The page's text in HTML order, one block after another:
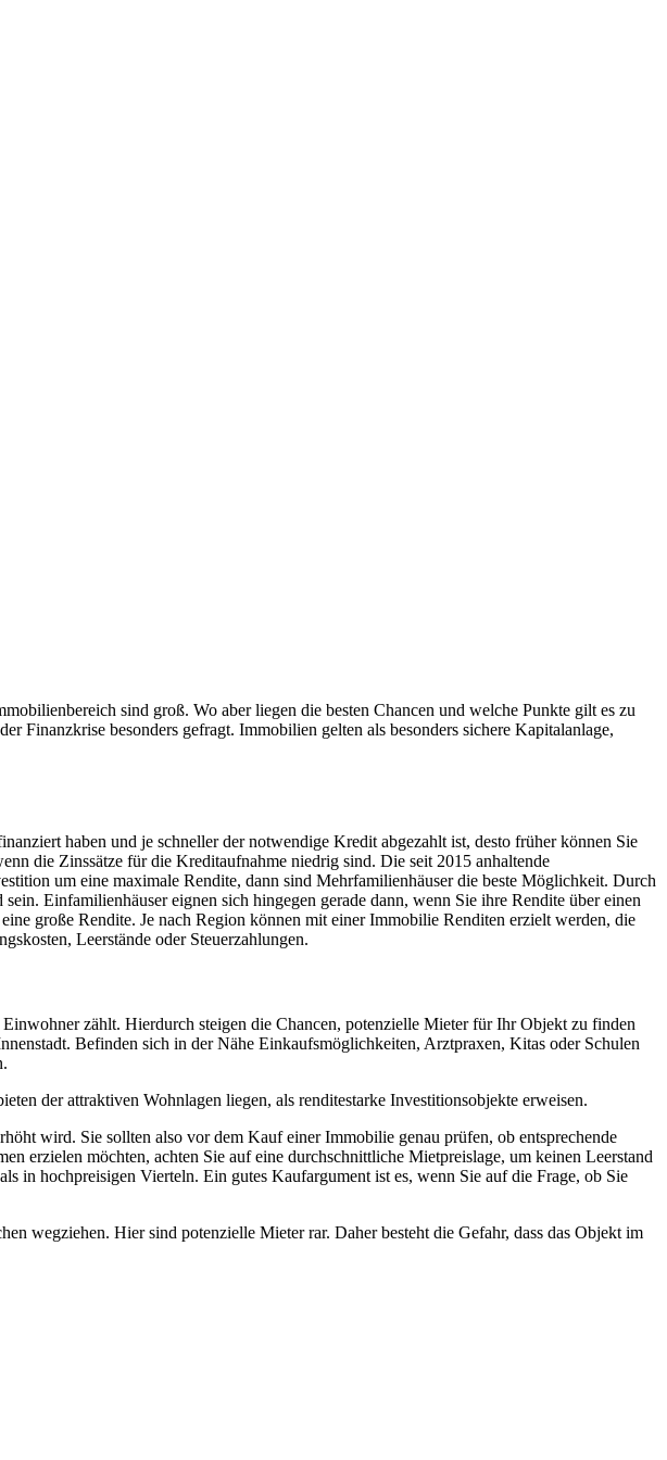
sind groß. Wo aber liegen die besten Chancen und welche Punkte gilt es zu
besonders gefragt. Immobilien gelten als besonders sichere Kapitalanlage,
haben und je schneller der notwendige Kredit abgezahlt ist, desto früher können Sie
die Zinssätze für die Kreditaufnahme niedrig sind. Die seit 2015 anhaltende
um eine maximale Rendite, dann sind Mehrfamilienhäuser die beste Möglichkeit. Durch
Einfamilienhäuser eignen sich hingegen gerade dann, wenn Sie ihre Rendite über einen
große Rendite. Je nach Region können mit einer Immobilie Renditen erzielt werden, die
Leerstände oder Steuerzahlungen.
zählt. Hierdurch steigen die Chancen, potenzielle Mieter für Ihr Objekt zu finden
Befinden sich in der Nähe Einkaufsmöglichkeiten, Arztpraxen, Kitas oder Schulen
der attraktiven Wohnlagen liegen, als renditestarke Investitionsobjekte erweisen.
wird. Sie sollten also vor dem Kauf einer Immobilie genau prüfen, ob entsprechende
erzielen möchten, achten Sie auf eine durchschnittliche Mietpreislage, um keinen Leerstand
in hochpreisigen Vierteln. Ein gutes Kaufargument ist es, wenn Sie auf die Frage, ob Sie
wegziehen. Hier sind potenzielle Mieter rar. Daher besteht die Gefahr, dass das Objekt im